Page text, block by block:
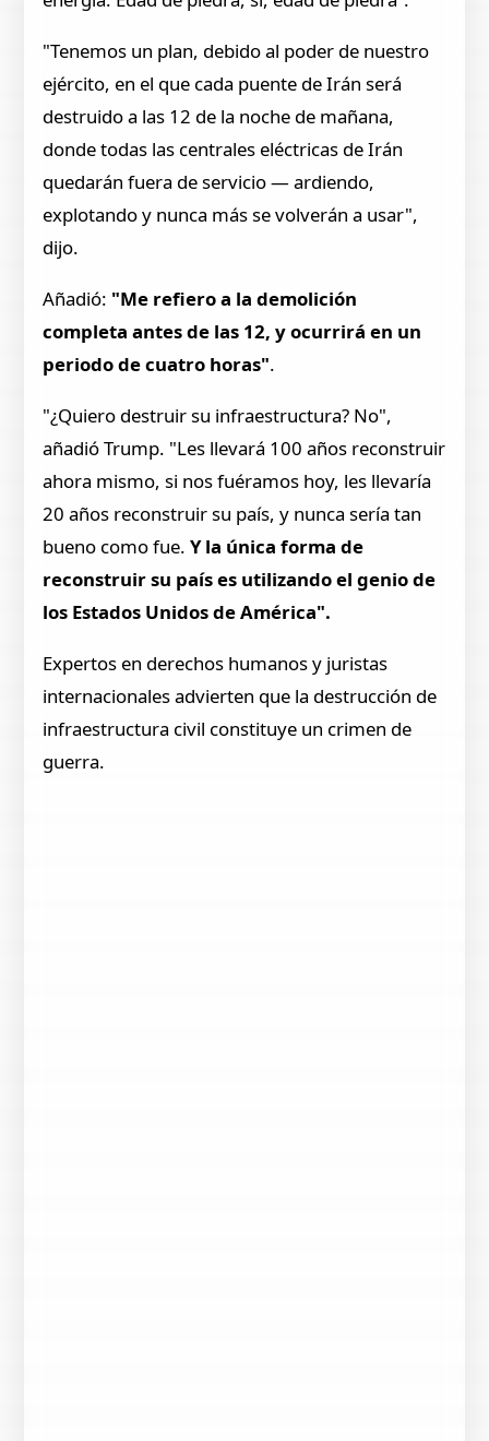
"Tenemos un plan, debido al poder de nuestro
ejército, en el que cada puente de Irán será
destruido a las 12 de la noche de mañana,
donde todas las centrales eléctricas de Irán
quedarán fuera de servicio — ardiendo,
explotando y nunca más se volverán a usar",
dijo.
Añadió: "Me refiero a la demolición
completa antes de las 12, y ocurrirá en un
periodo de cuatro horas".
"¿Quiero destruir su infraestructura? No",
añadió Trump. "Les llevará 100 años reconstruir
ahora mismo, si nos fuéramos hoy, les llevaría
20 años reconstruir su país, y nunca sería tan
bueno como fue.Y la única forma de
reconstruir su país es utilizando el genio de
los Estados Unidos de América".
Expertos en derechos humanos y juristas
internacionales advierten que la destrucción de
infraestructura civil constituye un crimen de
guerra.